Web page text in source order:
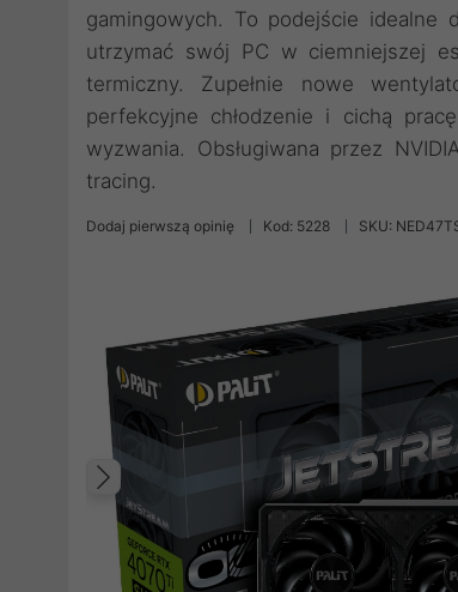
gamingowych. To podejście idealne
utrzymać swój PC w ciemniejszej
termiczny. Zupełnie nowe
perfekcyjne chłodzenie i cichą
wyzwania. Obsługiwana przez
tracing.
Dodaj pierwszą opinię Kod: 5228 SKU:
Poprzedni